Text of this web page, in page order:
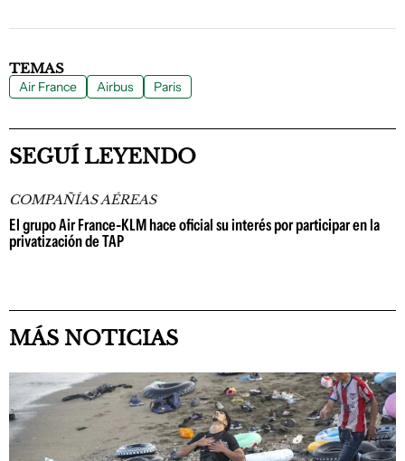
TEMAS
Air France Airbus Paris
SEGUÍ LEYENDO
COMPAÑÍAS AÉREAS
El grupo Air France-KLM hace oficial su interés por participar en la
privatización de TAP
MÁS NOTICIAS